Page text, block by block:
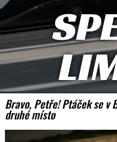
Bravo, Petře! Ptáček se v
druhé místo